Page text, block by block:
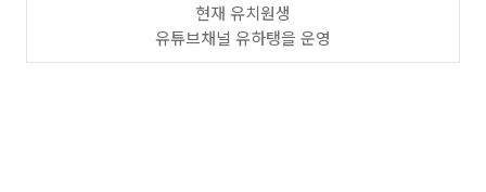
현재 유치원생
유튜브채널 유하탱을 운영